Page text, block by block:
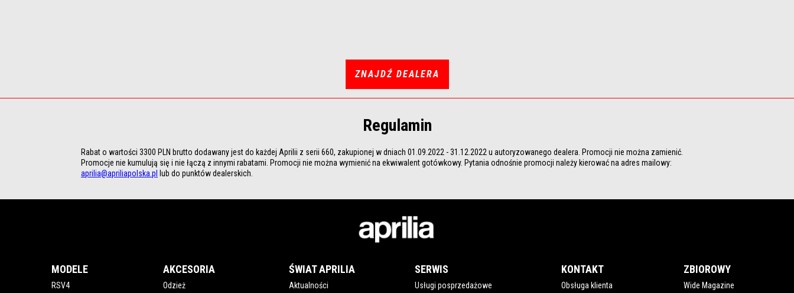
ZNAJDŹ DEALERA
Regulamin
Rabat o wartości 3300 PLN brutto dodawany jest do każdej Aprilii z serii 660, zakupionej w dniach 01.09.2022 - 31.12.2022 u autoryzowanego dealera. Promocji nie można zamienić.
Promocje nie kumulują się i nie łączą z innymi rabatami. Promocji nie można wymienić na ekwiwalent gotówkowy. Pytania odnośnie promocji należy kierować na adres mailowy:
aprilia@apriliapolska.pl
lub do punktów dealerskich.
MODELE
RSV4
AKCESORIA
Odzież
ŚWIAT APRILIA
Aktualności
SERWIS
Usługi posprzedażowe
KONTAKT
Obsługa klienta
ZBIOROWY
Wide Magazine